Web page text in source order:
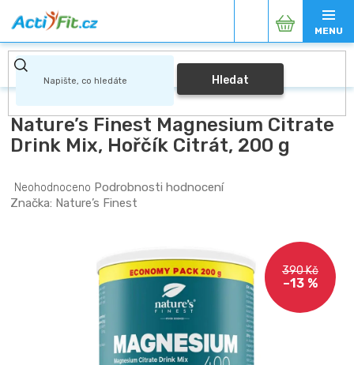
na
obsah
Hledat
Nákupní
košík
Nature’s Finest Magnesium Citrate
Drink Mix, Hořčík Citrát, 200 g
Průměrné
hodnocení
Neohodnoceno Podrobnosti hodnocení
Značka: Nature’s Finest
390 Kč
–13 %